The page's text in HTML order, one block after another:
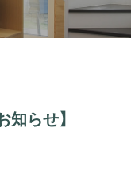
知らせ】